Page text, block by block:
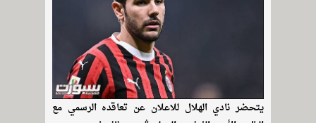
يتحضر نادي الهلال للاعلان عن تعاقده الرسمي مع